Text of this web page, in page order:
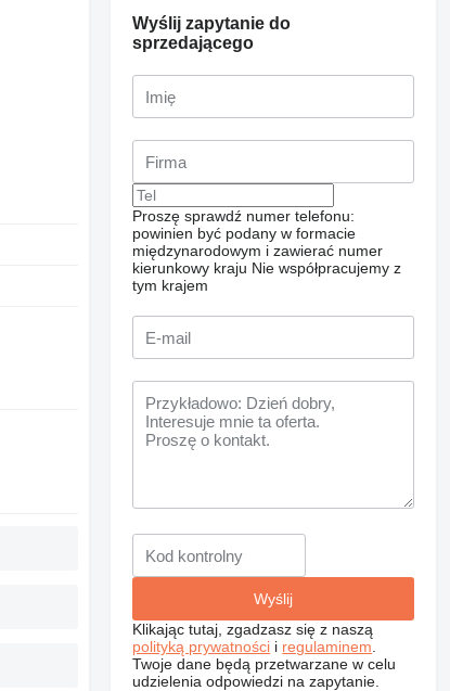
Wyślij zapytanie do
sprzedającego
Proszę sprawdź numer telefonu:
powinien być podany w formacie
międzynarodowym i zawierać numer
kierunkowy kraju Nie współpracujemy z
tym krajem
Klikając tutaj, zgadzasz się z naszą
polityką prywatności i regulaminem
Twoje dane będą przetwarzane w celu
udzielenia odpowiedzi na zapytanie.